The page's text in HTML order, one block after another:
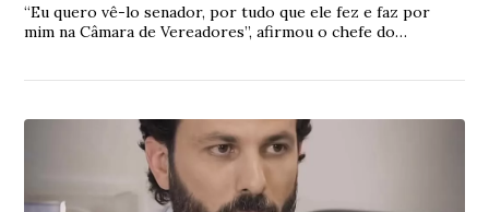
“Eu quero vê-lo senador, por tudo que ele fez e faz por
mim na Câmara de Vereadores”, afirmou o chefe do